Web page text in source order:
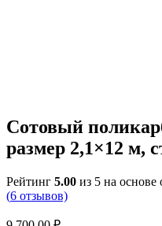
Сотовый
размер 2,1×12 м,
Рейтинг 5.00 из 5 на основе
(6 отзывов)